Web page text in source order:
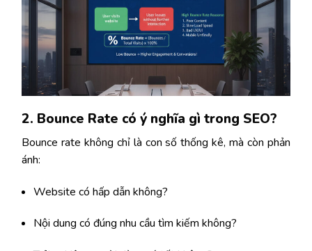
2. Bounce Rate có ý nghĩa gì trong SEO?
Bounce rate không chỉ là con số thống kê, mà còn phản
ánh:
Website có hấp dẫn không?
Nội dung có đúng nhu cầu tìm kiếm không?